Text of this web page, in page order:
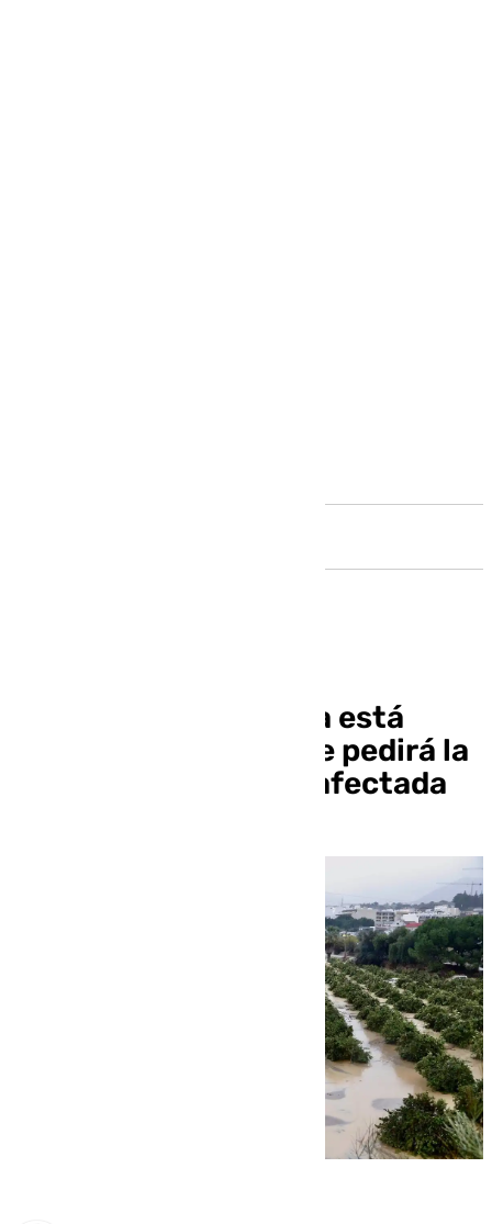
El suministro de agua está
volviendo a Álora, que pedirá la
declaración de zona afectada